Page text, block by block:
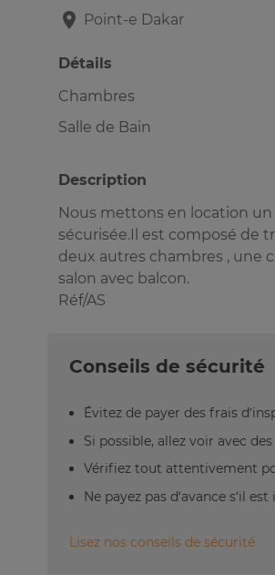
Point-e Dakar
Détails
Chambres
Salle de Bain
Description
Nous mettons en location
sécurisée.Il est composé de
deux autres chambres , une
salon avec balcon.
Réf/AS
Conseils de sécurité
Évitez de payer des frais
Si possible, allez voir avec
Vérifiez tout attentivement
Ne payez pas d’avance s’il
Lisez nos conseils de sécurité